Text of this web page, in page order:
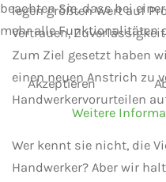
legen größten Wert auf
Vertrauen,
Zum Ziel gesetzt haben
einen neuen Anstrich zu
Handwerkervorurteilen
Wer kennt sie nicht, die
Handwerker? Aber wir
beachten Sie, dass bei
mehr alle Funktionalitäten
Akzeptieren
Weitere